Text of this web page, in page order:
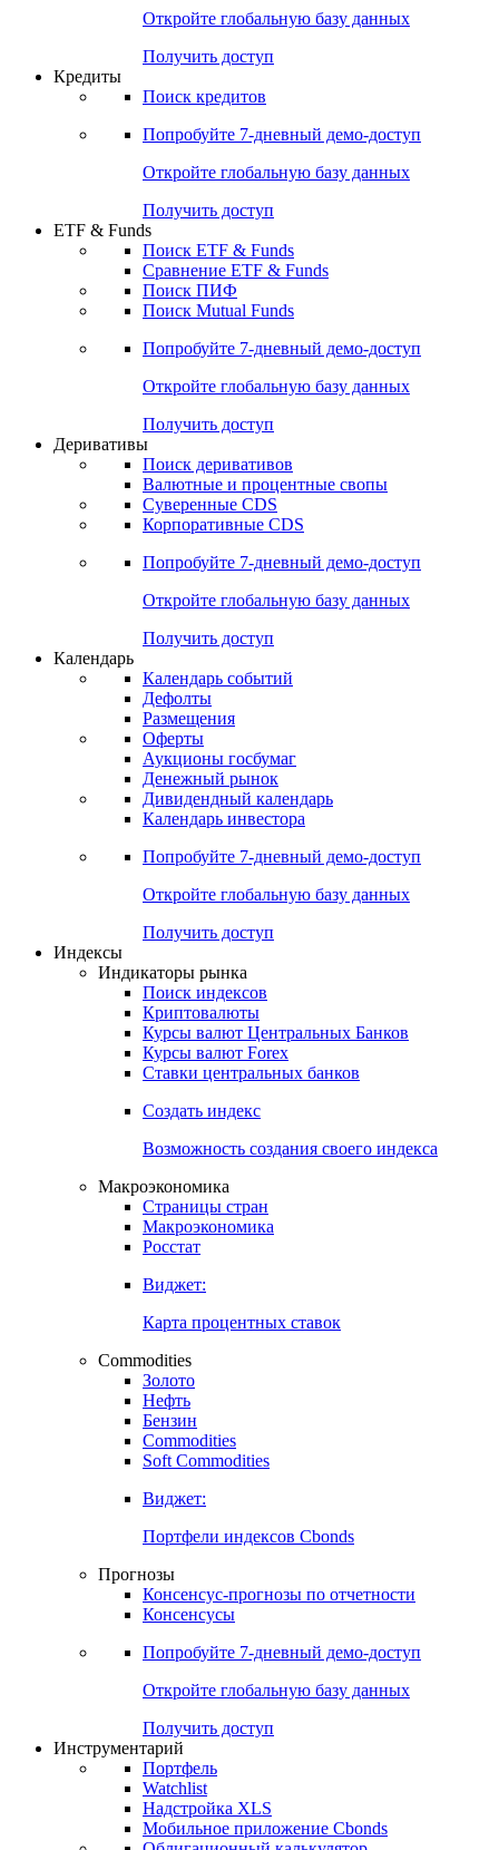
Откройте глобальную базу данных
Получить доступ
Кредиты
Поиск кредитов
Попробуйте 7-дневный демо-доступ
Откройте глобальную базу данных
Получить доступ
ETF & Funds
Поиск ETF & Funds
Сравнение ETF & Funds
Поиск ПИФ
Поиск Mutual Funds
Попробуйте 7-дневный демо-доступ
Откройте глобальную базу данных
Получить доступ
Деривативы
Поиск деривативов
Валютные и процентные свопы
Суверенные CDS
Корпоративные CDS
Попробуйте 7-дневный демо-доступ
Откройте глобальную базу данных
Получить доступ
Календарь
Календарь событий
Дефолты
Размещения
Оферты
Аукционы госбумаг
Денежный рынок
Дивидендный календарь
Календарь инвестора
Попробуйте 7-дневный демо-доступ
Откройте глобальную базу данных
Получить доступ
Индексы
Индикаторы рынка
Поиск индексов
Криптовалюты
Курсы валют Центральных Банков
Курсы валют Forex
Ставки центральных банков
Создать индекс
Возможность создания своего индекса
Макроэкономика
Страницы стран
Макроэкономика
Росстат
Виджет:
Карта процентных ставок
Commodities
Золото
Нефть
Бензин
Commodities
Soft Commodities
Виджет:
Портфели индексов Cbonds
Прогнозы
Консенсус-прогнозы по отчетности
Консенсусы
Попробуйте 7-дневный демо-доступ
Откройте глобальную базу данных
Получить доступ
Инструментарий
Портфель
Watchlist
Надстройка XLS
Мобильное приложение Cbonds